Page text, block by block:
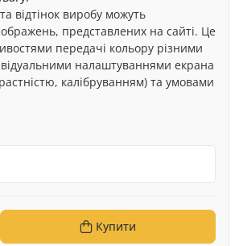
відтінок виробу можуть
представлених на сайті. Це
передачі кольору різними
налаштуваннями екрана
калібруванням) та умовами
Купити